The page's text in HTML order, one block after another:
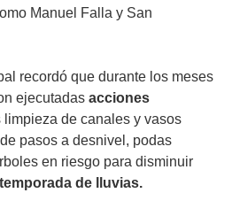
Manuel Falla y San
recordó que durante los meses
ejecutadas acciones
limpieza de canales y vasos
pasos a desnivel, podas
en riesgo para disminuir
temporada de lluvias.